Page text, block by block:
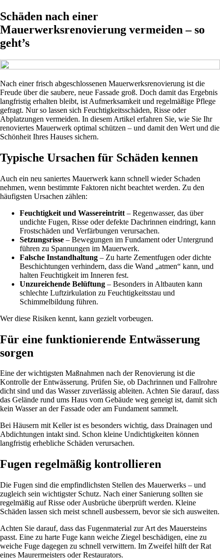
Schäden nach einer
Mauerwerksrenovierung vermeiden – so
geht’s
Nach einer frisch abgeschlossenen Mauerwerksrenovierung ist die
Freude über die saubere, neue Fassade groß. Doch damit das Ergebnis
langfristig erhalten bleibt, ist Aufmerksamkeit und regelmäßige Pflege
gefragt. Nur so lassen sich Feuchtigkeitsschäden, Risse oder
Abplatzungen vermeiden. In diesem Artikel erfahren Sie, wie Sie Ihr
renoviertes Mauerwerk optimal schützen – und damit den Wert und die
Schönheit Ihres Hauses sichern.
Typische Ursachen für Schäden kennen
Auch ein neu saniertes Mauerwerk kann schnell wieder Schaden
nehmen, wenn bestimmte Faktoren nicht beachtet werden. Zu den
häufigsten Ursachen zählen:
Feuchtigkeit und Wassereintritt – Regenwasser, das über
undichte Fugen, Risse oder defekte Dachrinnen eindringt, kann
Frostschäden und Verfärbungen verursachen.
Setzungsrisse – Bewegungen im Fundament oder Untergrund
führen zu Spannungen im Mauerwerk.
Falsche Instandhaltung – Zu harte Zementfugen oder dichte
Beschichtungen verhindern, dass die Wand „atmen“ kann, und
halten Feuchtigkeit im Inneren fest.
Unzureichende Belüftung – Besonders in Altbauten kann
schlechte Luftzirkulation zu Feuchtigkeitsstau und
Schimmelbildung führen.
Wer diese Risiken kennt, kann gezielt vorbeugen.
Für eine funktionierende Entwässerung
sorgen
Eine der wichtigsten Maßnahmen nach der Renovierung ist die
Kontrolle der Entwässerung. Prüfen Sie, ob Dachrinnen und Fallrohre
dicht sind und das Wasser zuverlässig ableiten. Achten Sie darauf, dass
das Gelände rund ums Haus vom Gebäude weg geneigt ist, damit sich
kein Wasser an der Fassade oder am Fundament sammelt.
Bei Häusern mit Keller ist es besonders wichtig, dass Drainagen und
Abdichtungen intakt sind. Schon kleine Undichtigkeiten können
langfristig erhebliche Schäden verursachen.
Fugen regelmäßig kontrollieren
Die Fugen sind die empfindlichsten Stellen des Mauerwerks – und
zugleich sein wichtigster Schutz. Nach einer Sanierung sollten sie
regelmäßig auf Risse oder Ausbrüche überprüft werden. Kleine
Schäden lassen sich meist schnell ausbessern, bevor sie sich ausweiten.
Achten Sie darauf, dass das Fugenmaterial zur Art des Mauersteins
passt. Eine zu harte Fuge kann weiche Ziegel beschädigen, eine zu
weiche Fuge dagegen zu schnell verwittern. Im Zweifel hilft der Rat
eines Maurermeisters oder Restaurators.